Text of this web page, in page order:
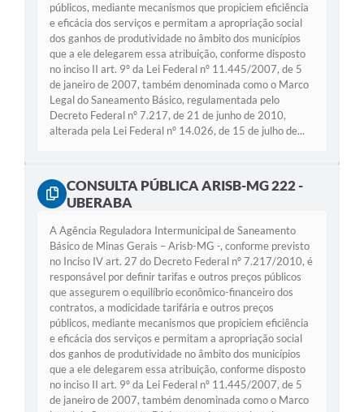
públicos, mediante mecanismos que propiciem eficiência
e eficácia dos serviços e permitam a apropriação social
dos ganhos de produtividade no âmbito dos municípios
que a ele delegarem essa atribuição, conforme disposto
no inciso II art. 9º da Lei Federal nº 11.445/2007, de 5
de janeiro de 2007, também denominada como o Marco
Legal do Saneamento Básico, regulamentada pelo
Decreto Federal nº 7.217, de 21 de junho de 2010,
alterada pela Lei Federal nº 14.026, de 15 de julho de...
CONSULTA PÚBLICA ARISB-MG 222 -
UBERABA
A Agência Reguladora Intermunicipal de Saneamento
Básico de Minas Gerais – Arisb-MG -, conforme previsto
no Inciso IV art. 27 do Decreto Federal nº 7.217/2010, é
responsável por definir tarifas e outros preços públicos
que assegurem o equilíbrio econômico-financeiro dos
contratos, a modicidade tarifária e outros preços
públicos, mediante mecanismos que propiciem eficiência
e eficácia dos serviços e permitam a apropriação social
dos ganhos de produtividade no âmbito dos municípios
que a ele delegarem essa atribuição, conforme disposto
no inciso II art. 9º da Lei Federal nº 11.445/2007, de 5
de janeiro de 2007, também denominada como o Marco